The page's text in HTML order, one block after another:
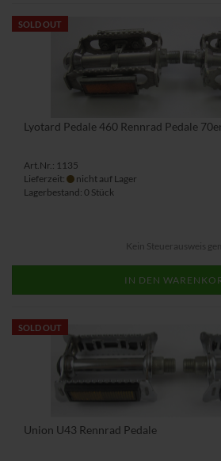
SOLD OUT
Lyotard Pedale 460 Rennrad Pedale
Art.Nr.: 1135
Lieferzeit:
nicht auf Lager
Lagerbestand: 0 Stück
Kein Steuerausweis
IN DEN
SOLD OUT
Union U43 Rennrad Pedale